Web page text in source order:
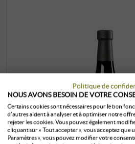
Politique de
NOUS AVONS BESOIN DE VOTRE
Certains cookies sont nécessaires pour le bon
d’autres aident à analyser et à optimiser notre
rejeter les cookies. Vous pouvez également
cliquant sur « Tout accepter », vous acceptez que
Paramètres », vous pouvez modifier votre